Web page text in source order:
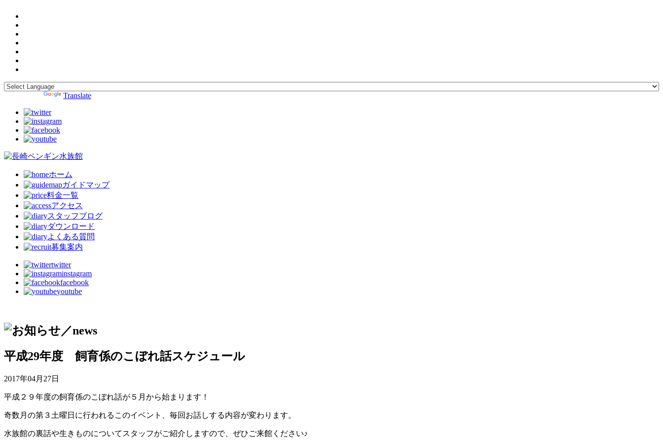
Translate
ホーム
ガイドマップ
料金一覧
アクセス
スタッフブログ
ダウンロード
よくある質問
募集案内
twitter
instagram
facebook
youtube
平成29年度 飼育係のこぼれ話スケジュール
2017年04月27日
平成２９年度の飼育係のこぼれ話が５月から始まります！
奇数月の第３土曜日に行われるこのイベント、毎回お話しする内容が変わります。
水族館の裏話や生きものについてスタッフがご紹介しますので、ぜひご来館ください♪